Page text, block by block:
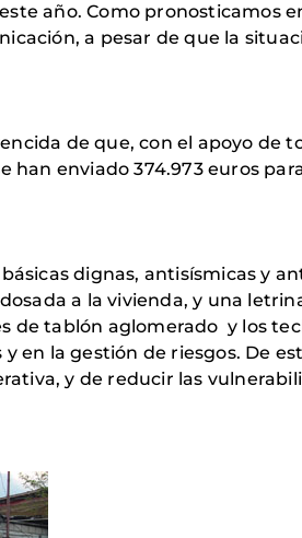
año. Como pronosticamos
a pesar de que la
de que, con el apoyo de
han enviado 374.973 euros
dignas, antisísmicas y
a la vivienda, y una
de tablón aglomerado y los
en la gestión de riesgos. De
y de reducir las